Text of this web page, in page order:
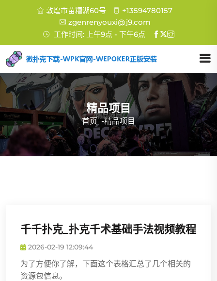
敦煌市苗糟湖60号
+13594780157
zgenrenyouxi@j9.com
工作时间: 上午9点 - 下午6点
精品项目
首页 -精品项目
千千扑克_扑克千术基础手法视频教程
2026-02-19 12:09:44
为了方便你了解，下面这个表格汇总了几个相关的
资源包信息。